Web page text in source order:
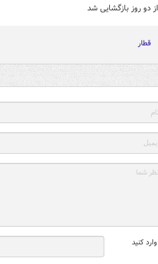
دو روز بازگشایی شد
قطار
کنید